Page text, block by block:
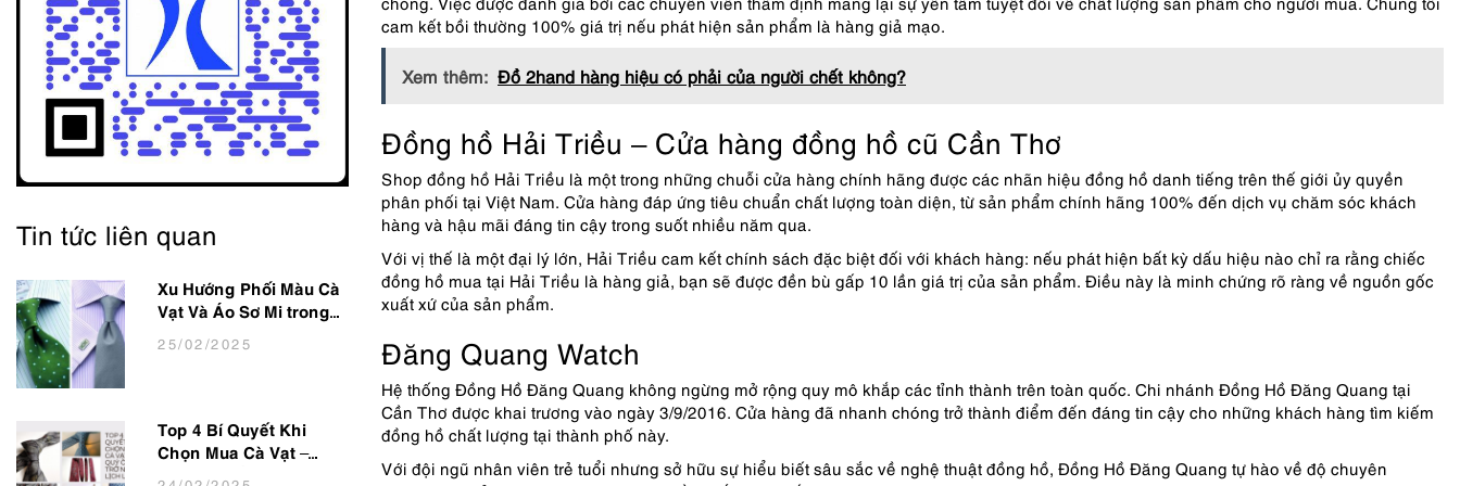
cam kết bồi thường 100% giá trị nếu phát hiện sản phẩm là hàng giả mạo.
Xem thêm: Đồ 2hand hàng hiệu có phải của người chết không?
Đồng hồ Hải Triều – Cửa hàng đồng hồ cũ Cần Thơ
Shop đồng hồ Hải Triều là một trong những chuỗi cửa hàng chính hãng được các nhãn hiệu đồng hồ danh tiếng trên thế giới ủy quyền
phân phối tại Việt Nam. Cửa hàng đáp ứng tiêu chuẩn chất lượng toàn diện, từ sản phẩm chính hãng 100% đến dịch vụ chăm sóc khách
hàng và hậu mãi đáng tin cậy trong suốt nhiều năm qua.
Với vị thế là một đại lý lớn, Hải Triều cam kết chính sách đặc biệt đối với khách hàng: nếu phát hiện bất kỳ dấu hiệu nào chỉ ra rằng chiếc
đồng hồ mua tại Hải Triều là hàng giả, bạn sẽ được đền bù gấp 10 lần giá trị của sản phẩm. Điều này là minh chứng rõ ràng về nguồn gốc
xuất xứ của sản phẩm.
Đăng Quang Watch
Hệ thống Đồng Hồ Đăng Quang không ngừng mở rộng quy mô khắp các tỉnh thành trên toàn quốc. Chi nhánh Đồng Hồ Đăng Quang tại
Cần Thơ được khai trương vào ngày 3/9/2016. Cửa hàng đã nhanh chóng trở thành điểm đến đáng tin cậy cho những khách hàng tìm kiếm
đồng hồ chất lượng tại thành phố này.
Với đội ngũ nhân viên trẻ tuổi nhưng sở hữu sự hiểu biết sâu sắc về nghệ thuật đồng hồ, Đồng Hồ Đăng Quang tự hào về độ chuyên
Tin tức liên quan
Xu Hướng Phối Màu Cà
Vạt Và Áo Sơ Mi trong
thời trang Nam Công
25/02/2025
Top 4 Bí Quyết Khi
Chọn Mua Cà Vạt –
Giúp Quý Ông Trở Nên